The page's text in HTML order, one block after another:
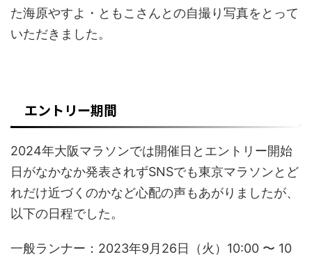
た海原やすよ・ともこさんとの自撮り写真をとって
いただきました。
エントリー期間
2024年大阪マラソンでは開催日とエントリー開始
日がなかなか発表されずSNSでも東京マラソンとど
れだけ近づくのかなど心配の声もあがりましたが、
以下の日程でした。
一般ランナー：2023年9月26日（火）10:00 〜 10